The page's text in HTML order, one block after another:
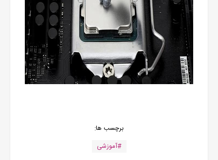
برچسب ها:
#آموزشی